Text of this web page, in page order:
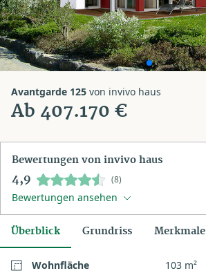
Avantgarde 125 von invivo haus
Ab 407.170 €
Bewertungen von invivo haus
4,9 (8)
Bewertungen ansehen
Überblick Grundriss Merkmale
Wohnfläche
103 m²